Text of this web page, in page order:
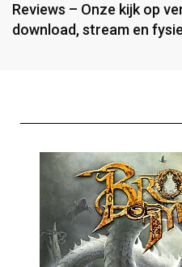
Reviews – Onze kijk op
download, stream en